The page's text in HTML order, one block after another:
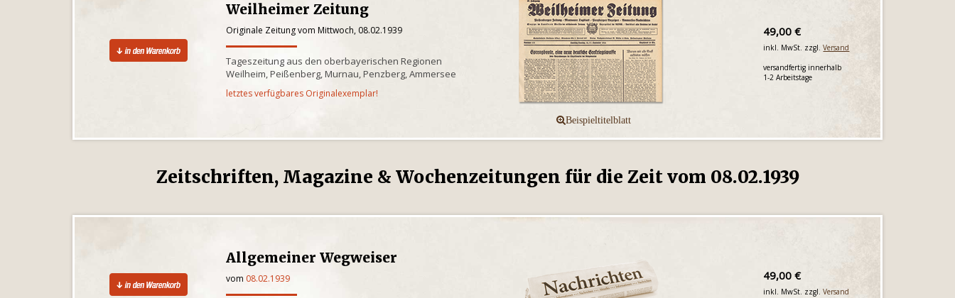
Weilheimer Zeitung
Originale Zeitung vom Mittwoch, 08.02.1939
Tageszeitung aus den oberbayerischen Regionen
Weilheim, Peißenberg, Murnau, Penzberg, Ammersee
letztes verfügbares Originalexemplar!
49,00 €
inkl. MwSt. zzgl.Versand
versandfertig innerhalb
1-2 Arbeitstage
Zeitschriften, Magazine & Wochenzeitungen für die Zeit vom 08.02.1939
Allgemeiner Wegweiser
vom 08.02.1939 49,00 €
inkl. MwSt. zzgl.Versand